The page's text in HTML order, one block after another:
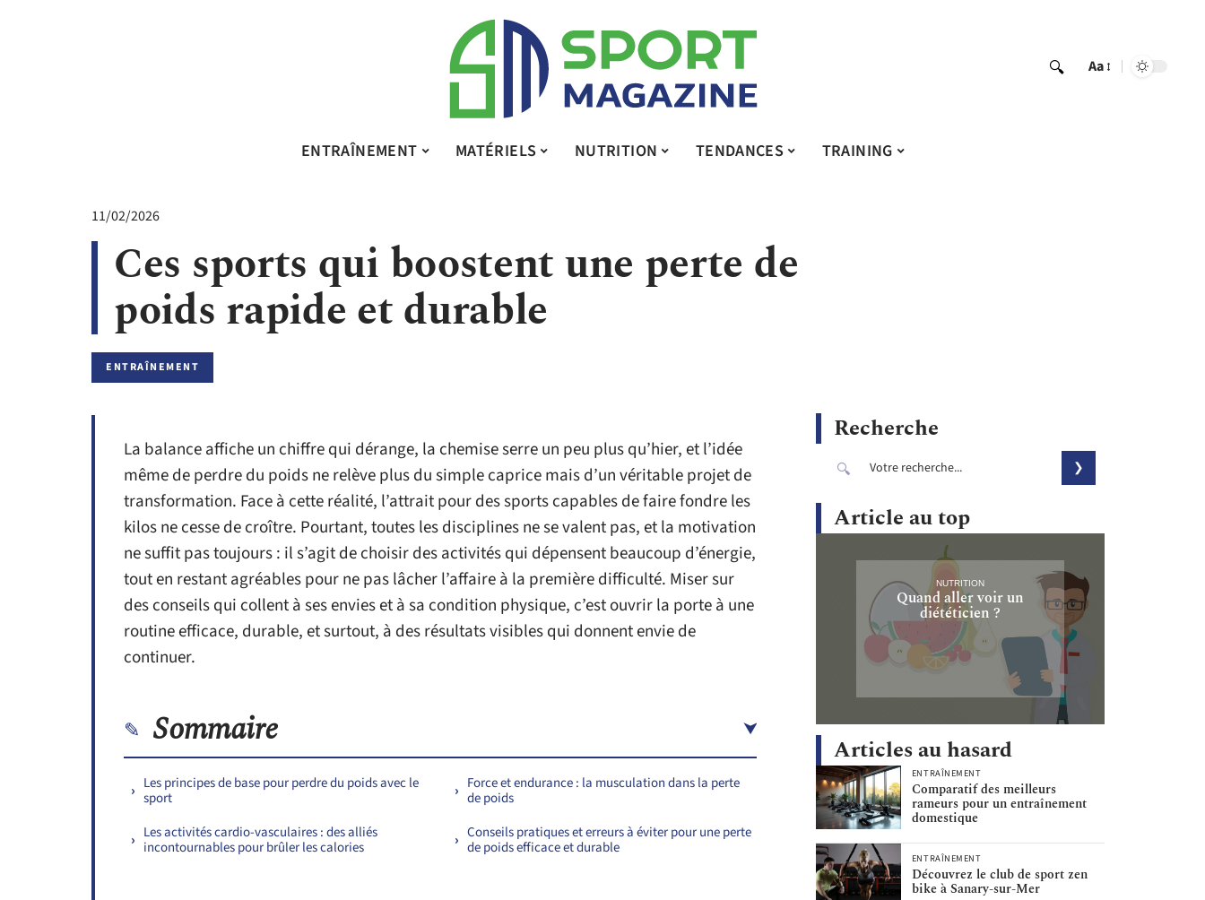
Aa
ENTRAÎNEMENT MATÉRIELS NUTRITION TENDANCES TRAINING
11/02/2026
Ces sports qui boostent une perte de
poids rapide et durable
ENTRAÎNEMENT
La balance affiche un chiffre qui dérange, la chemise serre un peu plus qu’hier, et l’idée
même de perdre du poids ne relève plus du simple caprice mais d’un véritable projet de
transformation. Face à cette réalité, l’attrait pour des sports capables de faire fondre les
kilos ne cesse de croître. Pourtant, toutes les disciplines ne se valent pas, et la motivation
ne suffit pas toujours : il s’agit de choisir des activités qui dépensent beaucoup d’énergie,
tout en restant agréables pour ne pas lâcher l’affaire à la première difficulté. Miser sur
des conseils qui collent à ses envies et à sa condition physique, c’est ouvrir la porte à une
routine efficace, durable, et surtout, à des résultats visibles qui donnent envie de
continuer.
Sommaire
Les principes de base pour perdre du poids avec le
sport
Les activités cardio-vasculaires : des alliés
incontournables pour brûler les calories
Force et endurance : la musculation dans la perte
de poids
Conseils pratiques et erreurs à éviter pour une perte
de poids efficace et durable
Recherche
Article au top
NUTRITION
Quand aller voir un
diététicien ?
Articles au hasard
ENTRAÎNEMENT
Comparatif des meilleurs
rameurs pour un entraînement
domestique
ENTRAÎNEMENT
Découvrez le club de sport zen
bike à Sanary-sur-Mer